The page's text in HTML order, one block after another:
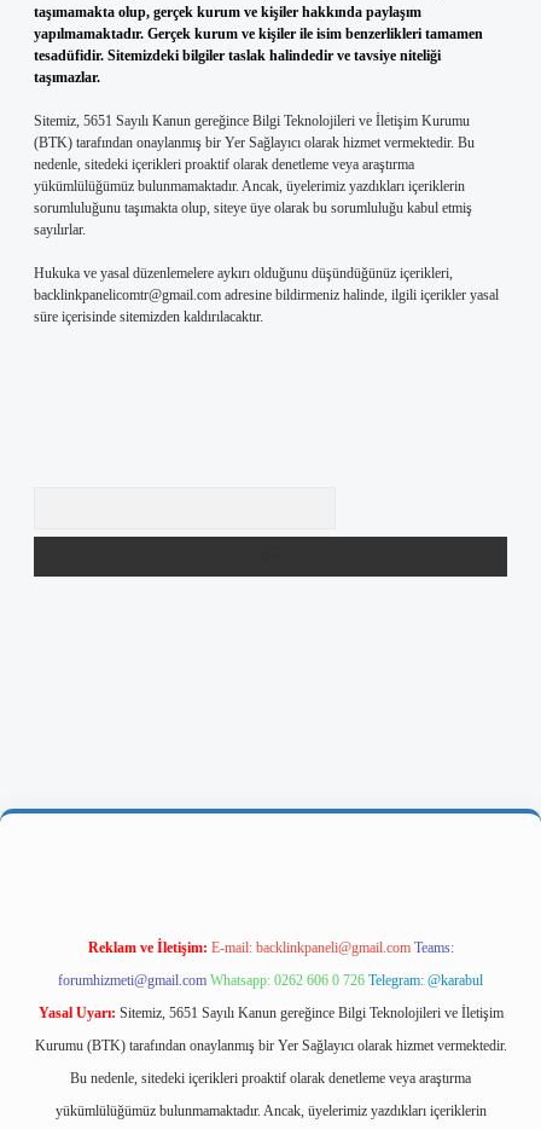
taşımamakta olup, gerçek kurum ve kişiler hakkında paylaşım
yapılmamaktadır. Gerçek kurum ve kişiler ile isim benzerlikleri tamamen
tesadüfidir. Sitemizdeki bilgiler taslak halindedir ve tavsiye niteliği
taşımazlar.
Sitemiz, 5651 Sayılı Kanun gereğince Bilgi Teknolojileri ve İletişim Kurumu
(BTK) tarafından onaylanmış bir Yer Sağlayıcı olarak hizmet vermektedir. Bu
nedenle, sitedeki içerikleri proaktif olarak denetleme veya araştırma
yükümlülüğümüz bulunmamaktadır. Ancak, üyelerimiz yazdıkları içeriklerin
sorumluluğunu taşımakta olup, siteye üye olarak bu sorumluluğu kabul etmiş
sayılırlar.
Hukuka ve yasal düzenlemelere aykırı olduğunu düşündüğünüz içerikleri,
backlinkpanelicomtr@gmail.com adresine bildirmeniz halinde, ilgili içerikler yasal
süre içerisinde sitemizden kaldırılacaktır.
ilbetgir.net/betexper yeni giriş
Reklam ve İletişim: E-mail: backlinkpaneli@gmail.com Teams:
forumhizmeti@gmail.com Whatsapp: 0262 606 0 726 Telegram: @karabul
Yasal Uyarı: Sitemiz, 5651 Sayılı Kanun gereğince Bilgi Teknolojileri ve İletişim
Kurumu (BTK) tarafından onaylanmış bir Yer Sağlayıcı olarak hizmet vermektedir.
Bu nedenle, sitedeki içerikleri proaktif olarak denetleme veya araştırma
yükümlülüğümüz bulunmamaktadır. Ancak, üyelerimiz yazdıkları içeriklerin